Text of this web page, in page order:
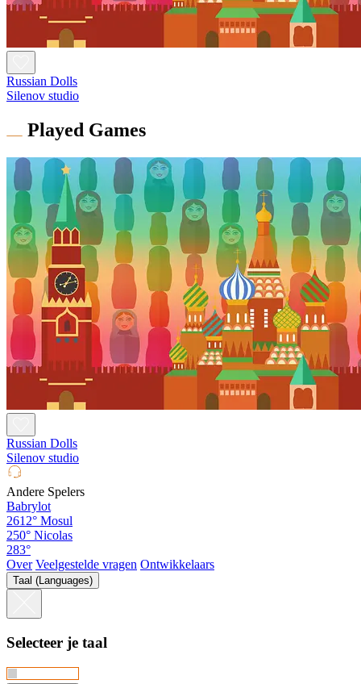
Russian Dolls
Silenov studio
Played Games
Russian Dolls
Silenov studio
Andere Spelers
Babrylot
2612° Mosul
250° Nicolas
283°
Over Veelgestelde vragen Ontwikkelaars
Taal (Languages)
Selecteer je taal